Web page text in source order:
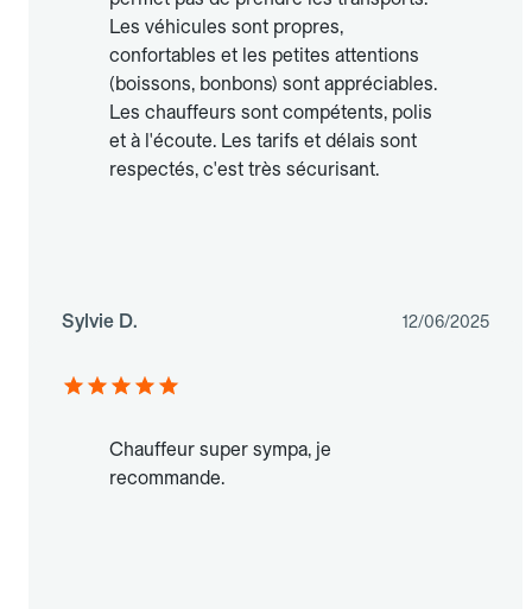
Les véhicules sont propres,
confortables et les petites attentions
(boissons, bonbons) sont appréciables.
Les chauffeurs sont compétents, polis
et à l'écoute. Les tarifs et délais sont
respectés, c'est très sécurisant.
Sylvie D. 12/06/2025
Chauffeur super sympa, je
recommande.